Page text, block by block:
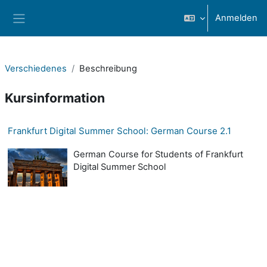
Anmelden
Verschiedenes Beschreibung
Kursinformation
Frankfurt Digital Summer School: German Course 2.1
German Course for Students of Frankfurt
Digital Summer School